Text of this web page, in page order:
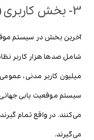
3- بخش کاربری (User Segment)
شامل صدها هزار کاربر
میلیون کاربر مدنی، عمومی
سیستم موقعیت یابی جهانی
می‌کنند. در واقع تمام
می‌گیرند.